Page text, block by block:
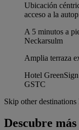
Ubicación
acceso a la
A 5 minutos a
Neckarsulm
Amplia terraza
Hotel
GSTC
Skip other destinations
Descubre